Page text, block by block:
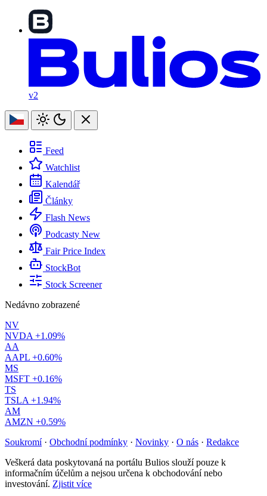
v2
Feed
Watchlist
Kalendář
Články
Flash News
Podcasty New
Fair Price Index
StockBot
Stock Screener
Nedávno zobrazené
NV
NVDA +1.09%
AA
AAPL +0.60%
MS
MSFT +0.16%
TS
TSLA +1.94%
AM
AMZN +0.59%
Soukromí · Obchodní podmínky · Novinky · O nás · Redakce
Veškerá data poskytovaná na portálu Bulios slouží pouze k
informačním účelům a nejsou určena k obchodování nebo
investování. Zjistit více